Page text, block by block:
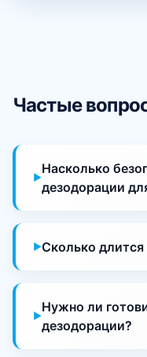
Частые
Насколько
дезодорации
Сколько
Нужно ли
дезодорации?